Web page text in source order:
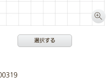
選択する